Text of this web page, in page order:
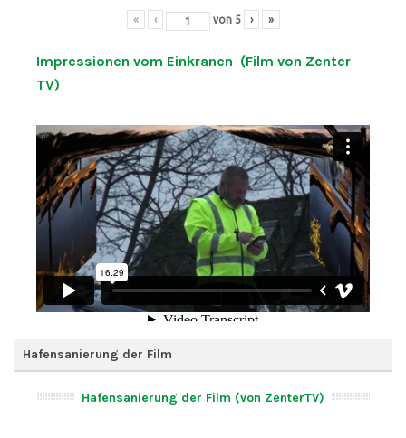
« ‹ von 5 › »
Impressionen vom Einkranen (Film von Zenter
TV)
Hafensanierung der Film
Hafensanierung der Film (von ZenterTV)